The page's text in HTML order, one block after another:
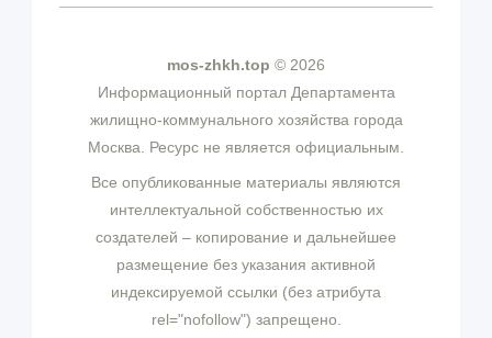
mos-zhkh.top © 2026
Информационный портал Департамента
жилищно-коммунального хозяйства города
Москва. Ресурс не является официальным.
Все опубликованные материалы являются
интеллектуальной собственностью их
создателей – копирование и дальнейшее
размещение без указания активной
индексируемой ссылки (без атрибута
rel="nofollow") запрещено.